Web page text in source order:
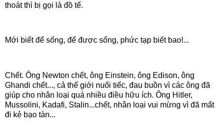
thoát thì bị gọi là đồ tể.
Mới biết để sống, để được sống, phức tạp biết bao!...
Chết. Ông Newton chết, ông Einstein, ông Edison, ông
Ghandi chết..., cả thế giới nuối tiếc, đau buồn vì các ông đã
giúp cho nhân loại quá nhiều điều hữu ích. Ông Hitler,
Mussolini, Kadafi, Stalin...chết, nhân loại vui mừng vì đã mất
đi kẻ bạo tàn...